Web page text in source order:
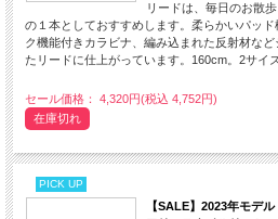
リードは、毎日のお散
の１本としておすすめします。柔らかいパッ
ク機能付きカラビナ、編み込まれた反射材な
たリードに仕上がっています。160cm。2サイ
セール価格： 4,320円(税込 4,752円)
在庫切れ
PICK UP
【SALE】2023年モデ